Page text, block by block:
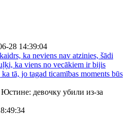
28 14:39:04
ka neviens nav atzinies, šādi
ka viens no vecākiem ir bijis
tā, jo tagad ticamības moments būs
девочку убили из-за